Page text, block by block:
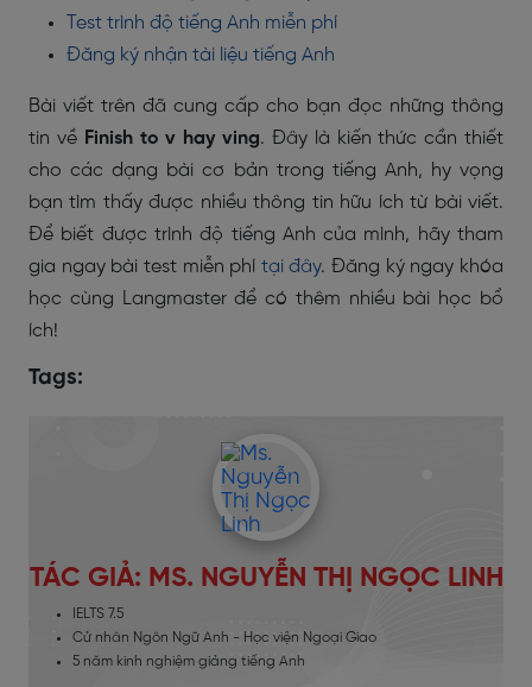
Test trình độ tiếng Anh miễn phí
Đăng ký nhận tài liệu tiếng Anh
Bài viết trên đã cung cấp cho bạn đọc những thông
tin về Finish to v hay ving. Đây là kiến thức cần thiết
cho các dạng bài cơ bản trong tiếng Anh, hy vọng
bạn tìm thấy được nhiều thông tin hữu ích từ bài viết.
Để biết được trình độ tiếng Anh của mình, hãy tham
gia ngay bài test miễn phí tại đây. Đăng ký ngay khóa
học cùng Langmaster để có thêm nhiều bài học bổ
ích!
Tags:
TÁC GIẢ: MS. NGUYỄN THỊ NGỌC LINH
IELTS 7.5
Cử nhân Ngôn Ngữ Anh - Học viện Ngoại Giao
5 năm kinh nghiệm giảng tiếng Anh